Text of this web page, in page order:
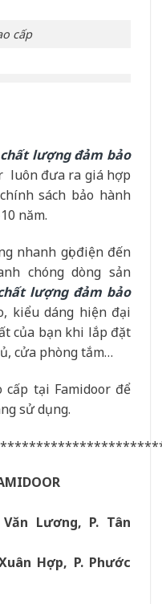
cấp
lượng đảm bảo
luôn đưa ra giá hợp
sách bảo hành
năm.
nhanh gọi điện đến
chóng dòng sản
lượng đảm bảo
kiểu dáng hiện đại
của bạn khi lắp đặt
cửa phòng tắm…
cấp tại Famidoor để
sử dụng.
Lương, P. Tân
Hợp, P. Phước